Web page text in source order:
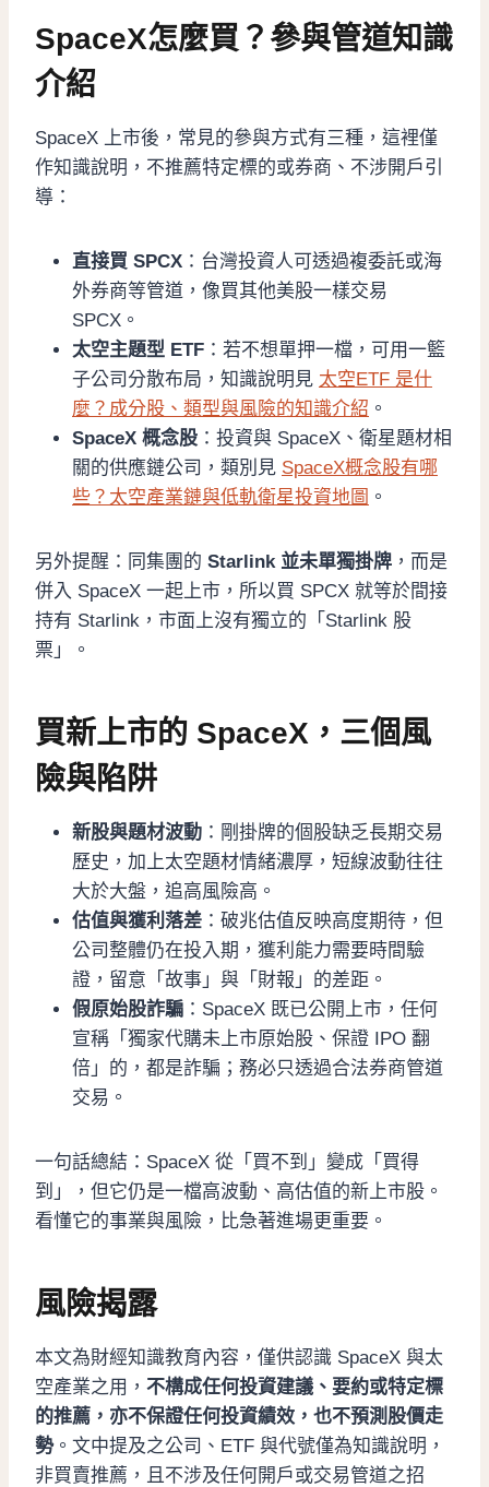
SpaceX怎麼買？參與管道知識
介紹
SpaceX 上市後，常見的參與方式有三種，這裡僅
作知識說明，不推薦特定標的或券商、不涉開戶引
導：
直接買 SPCX ：台灣投資人可透過複委託或海
外券商等管道，像買其他美股一樣交易
SPCX。
太空主題型 ETF ：若不想單押一檔，可用一籃
子公司分散布局，知識說明見 太空ETF 是什
麼？成分股、類型與風險的知識介紹 。
SpaceX 概念股 ：投資與 SpaceX、衛星題材相
關的供應鏈公司，類別見 SpaceX概念股有哪
些？太空產業鏈與低軌衛星投資地圖 。
另外提醒：同集團的 Starlink 並未單獨掛牌 ，而是
併入 SpaceX 一起上市，所以買 SPCX 就等於間接
持有 Starlink，市面上沒有獨立的「Starlink 股
票」。
買新上市的 SpaceX，三個風
險與陷阱
新股與題材波動 ：剛掛牌的個股缺乏長期交易
歷史，加上太空題材情緒濃厚，短線波動往往
大於大盤，追高風險高。
估值與獲利落差 ：破兆估值反映高度期待，但
公司整體仍在投入期，獲利能力需要時間驗
證，留意「故事」與「財報」的差距。
假原始股詐騙 ：SpaceX 既已公開上市，任何
宣稱「獨家代購未上市原始股、保證 IPO 翻
倍」的，都是詐騙；務必只透過合法券商管道
交易。
一句話總結：SpaceX 從「買不到」變成「買得
到」，但它仍是一檔高波動、高估值的新上市股。
看懂它的事業與風險，比急著進場更重要。
風險揭露
本文為財經知識教育內容，僅供認識 SpaceX 與太
空產業之用， 不構成任何投資建議、要約或特定標
的推薦，亦不保證任何投資績效，也不預測股價走
勢。文中提及之公司、ETF 與代號僅為知識說明，
非買賣推薦，且不涉及任何開戶或交易管道之招